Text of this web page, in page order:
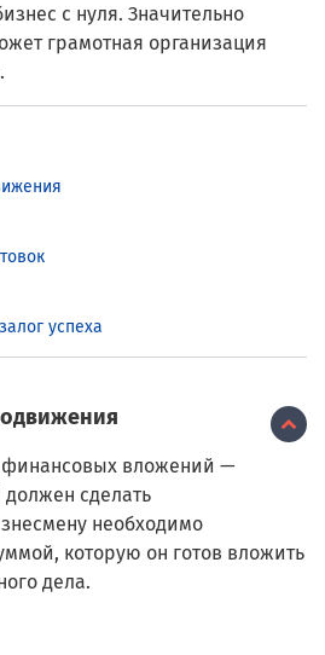
с нуля. Значительно
грамотная организация
успеха
вложений —
сделать
необходимо
которую он готов вложить
дела.